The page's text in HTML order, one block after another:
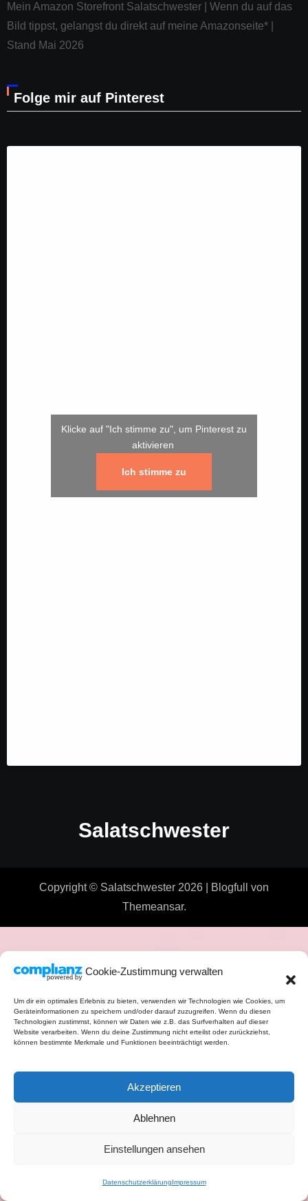
Cookie-Zustimmung verwalten
Um dir ein optimales Erlebnis zu bieten, verwenden wir Technologien wie Cookies, um
Geräteinformationen zu speichern und/oder darauf zuzugreifen. Wenn du diesen
Technologien zustimmst, können wir Daten wie z.B. das Surfverhalten auf dieser
Website verarbeiten. Wenn du deine Zustimmung nicht erteilst oder zurückziehst,
können bestimmte Merkmale und Funktionen beeinträchtigt werden.
Akzeptieren
Ablehnen
Einstellungen ansehen
DatenschutzerklärungImpressum
Mein Amazon Storefront Salatschwester | Wenn du auf das
Bild tippst, gelangst du direkt auf meine Amazonseite* |
Stand Mai 2026
Folge mir auf Pinterest
Klicke auf "Ich stimme zu", um Pinterest zu
aktivieren
Ich stimme zu
Salatschwester
Copyright © Salatschwester 2026 Blogfull
von
Themeansar.